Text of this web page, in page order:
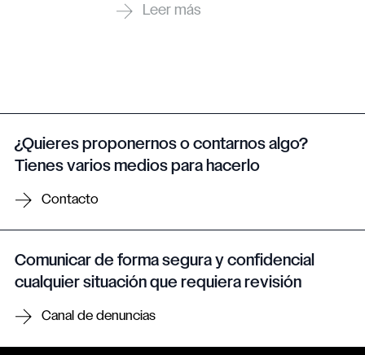
¿Quieres proponernos o contarnos algo?
Tienes varios medios para hacerlo
Contacto
Comunicar de forma segura y confidencial
cualquier situación que requiera revisión
Canal de denuncias